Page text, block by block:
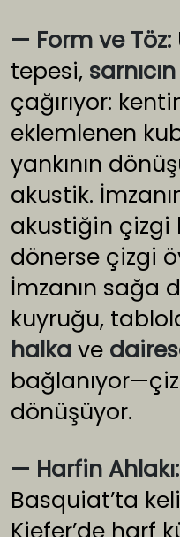
— Form ve Töz:
tepesi,
çağırıyor:
eklemlenen
yankının
akustik.
akustiğin çizgi
dönerse çizgi
İmzanın sağa
kuyruğu,
halka ve
dönüşüyor.
— Harfin Ahlakı:
Basquiat’ta